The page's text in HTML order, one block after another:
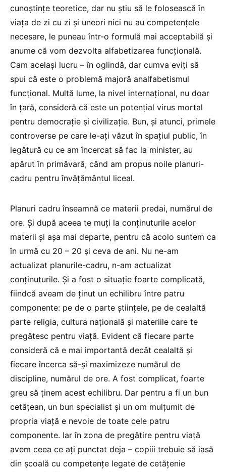
cunoștințe teoretice, dar nu știu să le folosească în
viața de zi cu zi și uneori nici nu au competențele
necesare, le puneau într-o formulă mai acceptabilă și
anume că vom dezvolta alfabetizarea funcțională.
Cam același lucru – în oglindă, dar cumva eviți să
spui că este o problemă majoră analfabetismul
funcțional. Multă lume, la nivel internațional, nu doar
în țară, consideră că este un potențial virus mortal
pentru democrație și civilizație. Bun, și atunci, primele
controverse pe care le-ați văzut în spațiul public, în
legătură cu ce am încercat să fac la minister, au
apărut în primăvară, când am propus noile planuri-
cadru pentru învățământul liceal.
Planuri cadru înseamnă ce materii predai, numărul de
ore. Și după aceea te muți la conținuturile acelor
materii și așa mai departe, pentru că acolo suntem ca
în urmă cu 20 – 20 și ceva de ani. Nu ne-am
actualizat planurile-cadru, n-am actualizat
conținuturile. Și a fost o situație foarte complicată,
fiindcă aveam de ținut un echilibru între patru
componente: pe de o parte științele, pe de cealaltă
parte religia, cultura națională și materiile care te
pregătesc pentru viață. Evident că fiecare parte
consideră că e mai importantă decât cealaltă și
fiecare încerca să-și maximizeze numărul de
discipline, numărul de ore. A fost complicat, foarte
greu să ținem acest echilibru. Dar pentru a fi un bun
cetățean, un bun specialist și un om mulțumit de
propria viață e nevoie de toate cele patru
componente. Iar în zona de pregătire pentru viață
avem ceea ce ați punctat deja – copiii trebuie să iasă
din școală cu competențe legate de cetățenie